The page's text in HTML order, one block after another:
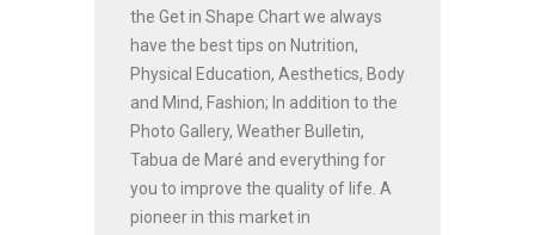
the Get in Shape Chart we always
have the best tips on Nutrition,
Physical Education, Aesthetics, Body
and Mind, Fashion; In addition to the
Photo Gallery, Weather Bulletin,
Tabua de Maré and everything for
you to improve the quality of life. A
pioneer in this market in